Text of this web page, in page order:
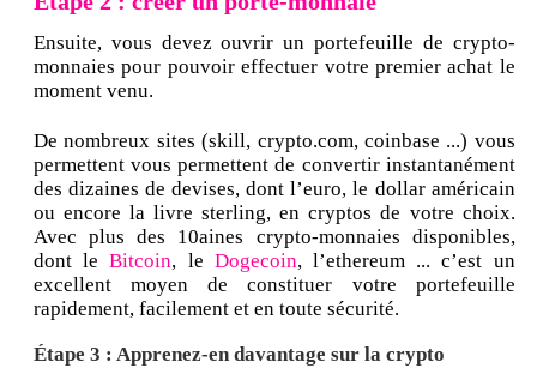
Ensuite, vous devez ouvrir un portefeuille de crypto-
monnaies pour pouvoir effectuer votre premier achat le
moment venu.
De nombreux sites (skill, crypto.com, coinbase ...) vous
permettent vous permettent de convertir instantanément
des dizaines de devises, dont l’euro, le dollar américain
ou encore la livre sterling, en cryptos de votre choix.
Avec plus des 10aines crypto-monnaies disponibles,
dont leBitcoin, le Dogecoin, l’ethereum ... c’est un
excellent moyen de constituer votre portefeuille
rapidement, facilement et en toute sécurité.
Étape 3 : Apprenez-en davantage sur la crypto